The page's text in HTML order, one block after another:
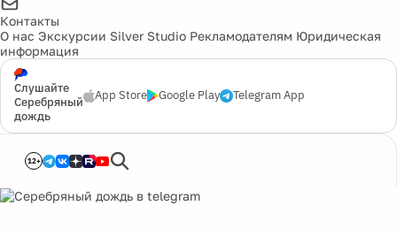
Контакты
О нас Экскурсии Silver Studio Рекламодателям Юридическая
информация
Слушайте
Серебряный
дождь
App Store Google Play Telegram App
12+